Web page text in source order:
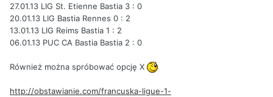
27.01.13 LIG St. Etienne Bastia 3 : 0
20.01.13 LIG Bastia Rennes 0 : 2
13.01.13 LIG Reims Bastia 1 : 2
06.01.13 PUC CA Bastia Bastia 2 : 0
Również można spróbować opcję X
http://obstawianie.com/francuska-ligue-1-